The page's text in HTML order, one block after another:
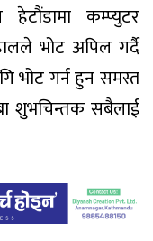
कम्प्युटर
भोट अपिल गर्दै
भोट गर्न हुन समस्त
शुभचिन्तक सबैलाई